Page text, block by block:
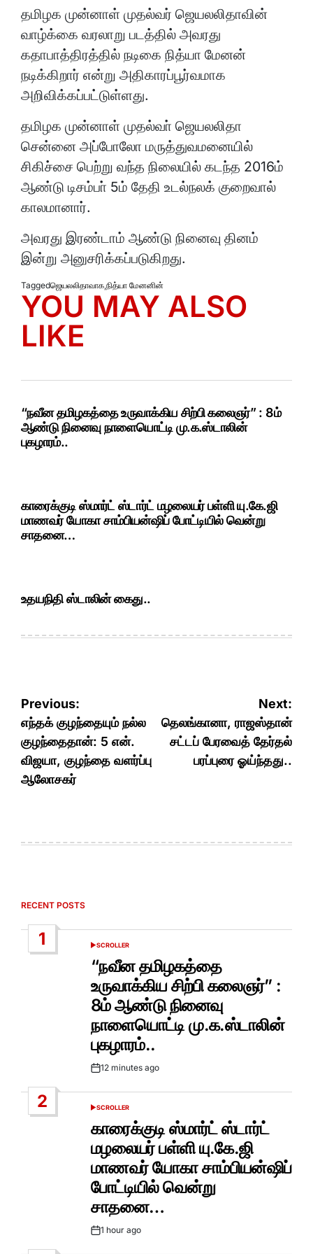
தமிழக முன்னாள் முதல்வர் ஜெயலலிதாவின்
வாழ்க்கை வரலாறு படத்தில் அவரது
கதாபாத்திரத்தில் நடிகை நித்யா மேனன்
நடிக்கிறார் என்று அதிகாரப்பூர்வமாக
அறிவிக்கப்பட்டுள்ளது.
தமிழக முன்னாள் முதல்வா் ஜெயலலிதா
சென்னை அப்போலோ மருத்துவமனையில்
சிகிச்சை பெற்று வந்த நிலையில் கடந்த 2016ம்
ஆண்டு டிசம்பா் 5ம் தேதி உடல்நலக் குறைவால்
காலமானார்.
அவரது இரண்டாம் ஆண்டு நினைவு தினம்
இன்று அனுசரிக்கப்படுகிறது.
Taggedஜெயலலிதாவாக,நித்யா மேனனின்
YOU MAY ALSO
LIKE
“நவீன தமிழகத்தை உருவாக்கிய சிற்பி கலைஞர்” : 8ம்
ஆண்டு நினைவு நாளையொட்டி மு.க.ஸ்டாலின்
புகழாரம்..
காரைக்குடி ஸ்மார்ட் ஸ்டார்ட் மழலையர் பள்ளி யு.கே.ஜி
மாணவர் யோகா சாம்பியன்ஷிப் போட்டியில் வென்று
சாதனை…
உதயநிதி ஸ்டாலின் கைது..
Post
navigation
Previous:
எந்தக் குழந்தையும் நல்ல
குழந்தைதான்: 5 என்.
விஜயா, குழந்தை வளர்ப்பு
ஆலோசகர்
Next:
தெலங்கானா, ராஜஸ்தான்
சட்டப் பேரவைத் தேர்தல்
பரப்புரை ஓய்ந்தது..
RECENT POSTS
1
POSTED
IN
SCROLLER
“நவீன தமிழகத்தை
உருவாக்கிய சிற்பி கலைஞர்” :
8ம் ஆண்டு நினைவு
நாளையொட்டி மு.க.ஸ்டாலின்
புகழாரம்..
Post12 minutes ago
2
POSTED
SCROLLER
காரைக்குடி ஸ்மார்ட் ஸ்டார்ட்
மழலையர் பள்ளி யு.கே.ஜி
மாணவர் யோகா சாம்பியன்ஷிப்
போட்டியில் வென்று
சாதனை…
Post1 hour ago